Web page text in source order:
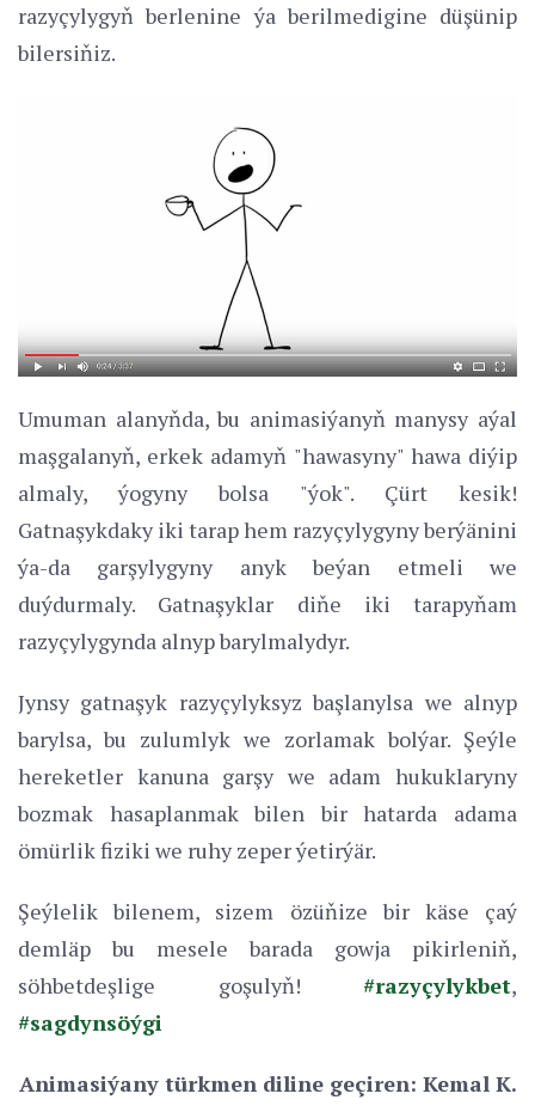
razyçylygyň berlenine ýa berilmedigine düşünip
bilersiňiz.
Umuman alanyňda, bu animasiýanyň manysy aýal
maşgalanyň, erkek adamyň "hawasyny" hawa diýip
almaly, ýogyny bolsa "ýok". Çürt kesik!
Gatnaşykdaky iki tarap hem razyçylygyny berýänini
ýa-da garşylygyny anyk beýan etmeli we
duýdurmaly. Gatnaşyklar diňe iki tarapyňam
razyçylygynda alnyp barylmalydyr.
Jynsy gatnaşyk razyçylyksyz başlanylsa we alnyp
barylsa, bu zulumlyk we zorlamak bolýar. Şeýle
hereketler kanuna garşy we adam hukuklaryny
bozmak hasaplanmak bilen bir hatarda adama
ömürlik fiziki we ruhy zeper ýetirýär.
Şeýlelik bilenem, sizem özüňize bir käse çaý
demläp bu mesele barada gowja pikirleniň,
söhbetdeşlige goşulyň! #razyçylykbet,
#sagdynsöýgi
Animasiýany türkmen diline geçiren: Kemal K.